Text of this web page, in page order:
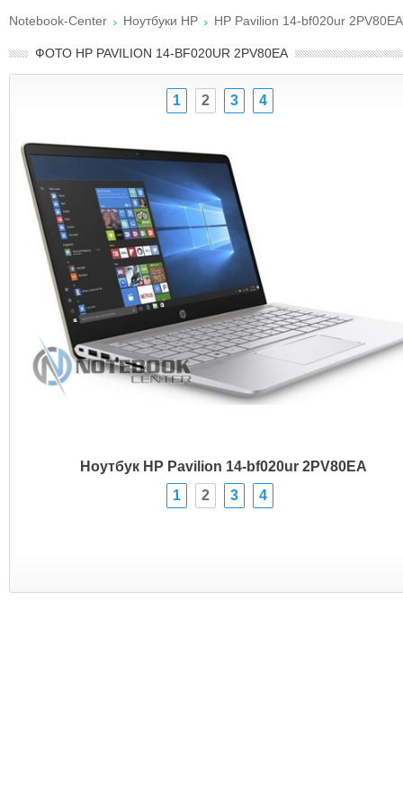
Notebook-Center Ноутбуки HP HP Pavilion 14-bf020ur 2PV80EA
ФОТО HP PAVILION 14-BF020UR 2PV80EA
1 2 3 4
Ноутбук HP Pavilion 14-bf020ur 2PV80EA
1
2 3 4